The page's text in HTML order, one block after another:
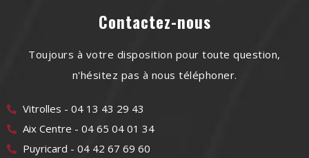
Contactez-nous
Toujours à votre disposition pour toute question,
n'hésitez pas à nous téléphoner.
Vitrolles - 04 13 43 29 43
Aix Centre - 04 65 04 01 34
Puyricard - 04 42 67 69 60